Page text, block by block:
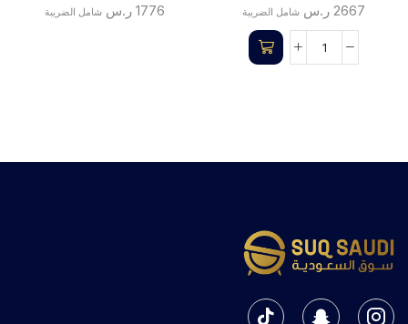
2667 ر.س شامل الضريبة 1776 ر.س شامل الضريبة